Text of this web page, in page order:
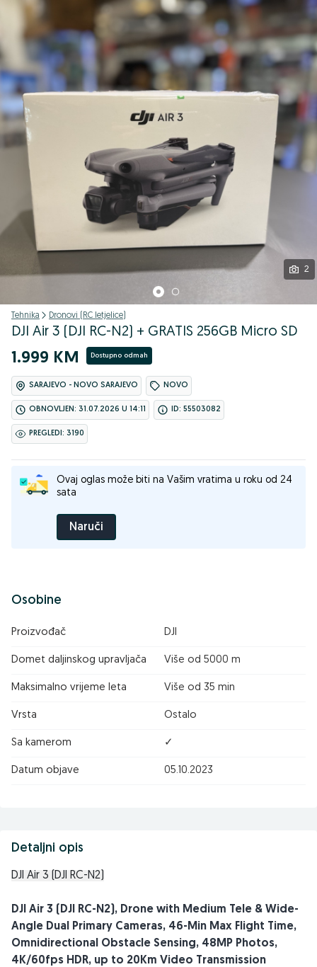
2
Tehnika Dronovi (RC letjelice)
DJI Air 3 (DJI RC-N2) + GRATIS 256GB Micro SD
1.999 KM Dostupno odmah
SARAJEVO - NOVO SARAJEVO NOVO
OBNOVLJEN: 31.07.2026 U 14:11 ID: 55503082
PREGLEDI: 3190
Ovaj oglas može biti na Vašim vratima u roku od 24
sata
Naruči
Osobine
Proizvođač DJI
Domet daljinskog upravljača Više od 5000 m
Maksimalno vrijeme leta Više od 35 min
Vrsta Ostalo
Sa kamerom ✓
Datum objave 05.10.2023
Detaljni opis
DJI Air 3 (DJI RC-N2)
DJI Air 3 (DJI RC-N2), Drone with Medium Tele & Wide-
Angle Dual Primary Cameras, 46-Min Max Flight Time,
Omnidirectional Obstacle Sensing, 48MP Photos,
4K/60fps HDR, up to 20Km Video Transmission